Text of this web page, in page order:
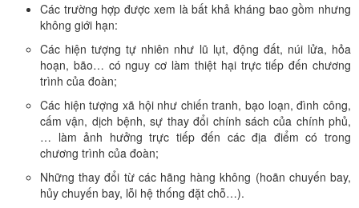
Các trường hợp được xem là bất khả kháng bao gồm nhưng
không giới hạn:
Các hiện tượng tự nhiên như lũ lụt, động đất, núi lửa, hỏa
hoạn, bão… có nguy cơ làm thiệt hại trực tiếp đến chương
trình của đoàn;
Các hiện tượng xã hội như chiến tranh, bạo loạn, đình công,
cấm vận, dịch bệnh, sự thay đổi chính sách của chính phủ,
… làm ảnh hưởng trực tiếp đến các địa điểm có trong
chương trình của đoàn;
Những thay đổi từ các hãng hàng không (hoãn chuyến bay,
hủy chuyến bay, lỗi hệ thống đặt chỗ…).